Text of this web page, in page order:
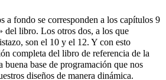
a fondo se corresponden a los capítulos 9
del libro. Los otros dos, a los que
son el 10 y el 12. Y con esto
completa del libro de referencia de la
buena base de programación que nos
diseños de manera dinámica.